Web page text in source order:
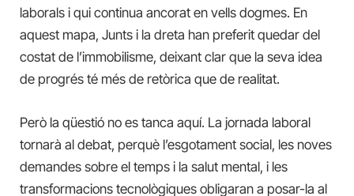
laborals i qui continua ancorat en vells dogmes. En
aquest mapa, Junts i la dreta han preferit quedar del
costat de l’immobilisme, deixant clar que la seva idea
de progrés té més de retòrica que de realitat.
Però la qüestió no es tanca aquí. La jornada laboral
tornarà al debat, perquè l’esgotament social, les noves
demandes sobre el temps i la salut mental, i les
transformacions tecnològiques obligaran a posar-la al